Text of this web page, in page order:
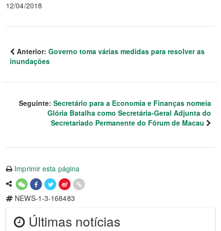
12/04/2018
Anterior: Governo toma várias medidas para resolver as
inundações
Seguinte: Secretário para a Economia e Finanças nomeia
Glória Batalha como Secretária-Geral Adjunta do
Secretariado Permanente do Fórum de Macau
Imprimir esta página
NEWS-1-3-168483
Últimas notícias